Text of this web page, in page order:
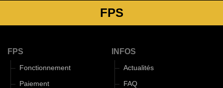
FPS
FPS
Fonctionnement
Paiement
INFOS
Actualités
FAQ